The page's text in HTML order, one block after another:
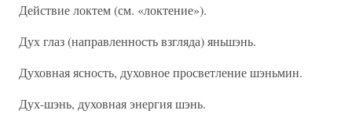
Действие локтем (см. «локтение»).
Дух глаз (направленность взгляда) яньшэнь.
Духовная ясность, духовное просветление шэньмин.
Дух-шэнь, духовная энергия шэнь.